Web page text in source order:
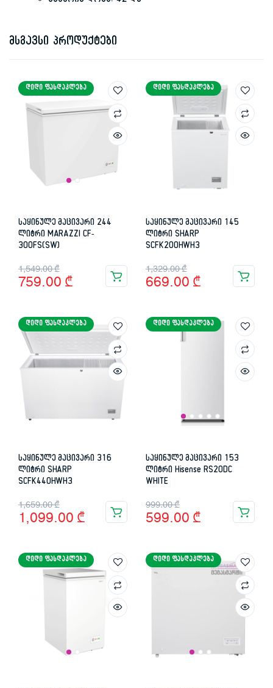
მსგავსი პროდუქტები
ᲓᲘᲓᲘ ᲤᲐᲡᲓᲐᲙᲚᲔᲑᲐ
საყინულე მაცივარი 244
ლიტრი MARAZZI CF-
300FS(SW)
1,549.00₾
Original
price
1,549.00 ₾.
759.00 ₾
Current
price
759.00 ₾.
ᲓᲘᲓᲘ ᲤᲐᲡᲓᲐᲙᲚᲔᲑᲐ
საყინულე მაცივარი 145
ლიტრი SHARP
SCFK200HWH3
1,329.00₾
Original
price
1,329.00 ₾.
669.00 ₾
Current
price
669.00 ₾.
ᲓᲘᲓᲘ ᲤᲐᲡᲓᲐᲙᲚᲔᲑᲐ
საყინულე მაცივარი 316
ლიტრი SHARP
SCFK440HWH3
1,659.00₾
Original
price
1,659.00 ₾.
1,099.00 ₾
Current
price
1,099.00 ₾.
ᲓᲘᲓᲘ ᲤᲐᲡᲓᲐᲙᲚᲔᲑᲐ
საყინულე მაცივარი 153
ლიტრი Hisense RS20DC
WHITE
999.00₾
Original
price
999.00 ₾.
599.00 ₾
Current
price
599.00 ₾.
ᲓᲘᲓᲘ ᲤᲐᲡᲓᲐᲙᲚᲔᲑᲐ ᲓᲘᲓᲘ ᲤᲐᲡᲓᲐᲙᲚᲔᲑᲐ